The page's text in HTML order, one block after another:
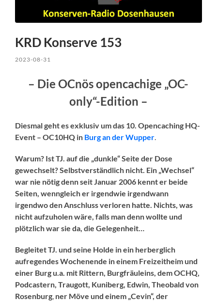
KRD Konserve 153
2023-08-31
– Die OCnös opencachige „OC-
only“-Edition –
Diesmal geht es exklusiv um das 10. Opencaching HQ-
Event – OC10HQ in Burg an der Wupper
Warum? Ist TJ. auf die „dunkle“ Seite der Dose
gewechselt?Selbstverständlich nicht. Ein „Wechsel“
war nie nötig denn seit Januar 2006 kennt er beide
Seiten, wenngleich er irgendwie irgendwann
irgendwo den Anschluss verloren hatte. Nichts, was
nicht aufzuholen wäre, falls man denn wollte und
plötzlich war sie da, die Gelegenheit…
Begleitet TJ. und seine Holde in ein herberglich
aufregendes Wochenende in einem Freizeitheim und
einer Burg u.a. mit Rittern, Burgfräuleins, dem OCHQ,
Podcastern, Traugott, Kuniberg, Edwin, Theobald von
Rosenburg ner Möve und einem „Cevin“, der